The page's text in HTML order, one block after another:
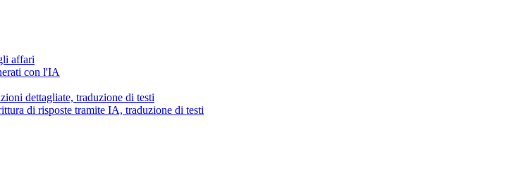
affari
con l'IA
dettagliate, traduzione di testi
di risposte tramite IA, traduzione di testi